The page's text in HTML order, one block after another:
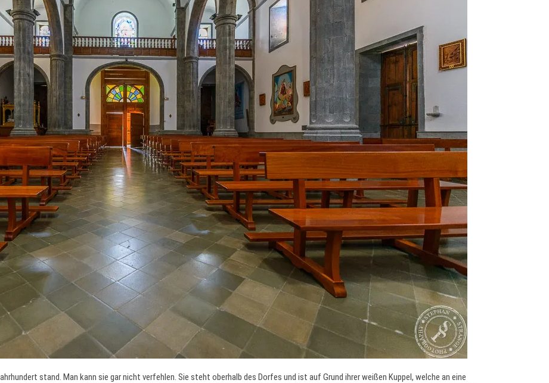
stand. Man kann sie gar nicht verfehlen. Sie steht oberhalb des Dorfes und ist auf Grund ihrer weißen Kuppel, welche an eine